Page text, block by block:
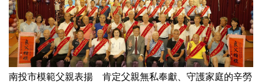
南投市模範父親表揚 肯定父親無私奉獻、守護家庭的辛勞